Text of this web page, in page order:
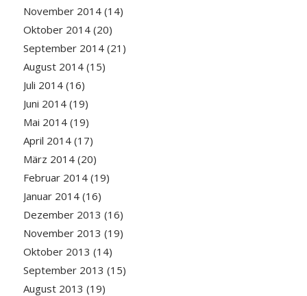
November 2014(14)
Oktober 2014(20)
September 2014(21)
August 2014(15)
Juli 2014(16)
Juni 2014(19)
Mai 2014(19)
April 2014(17)
März 2014(20)
Februar 2014(19)
Januar 2014(16)
Dezember 2013 (16)
November 2013 (19)
Oktober 2013 (14)
September 2013 (15)
August 2013 (19)